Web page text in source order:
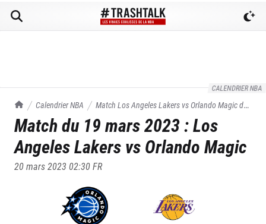
CALENDRIER NBA
TrashTalk Actu NBA
Calendrier NBA Match Los Angeles Lakers vsOrlando Magicdu
19/03/2023
Match du 19 mars 2023:Los
Angeles Lakers vs Orlando Magic
20 mars 2023 02:30FR